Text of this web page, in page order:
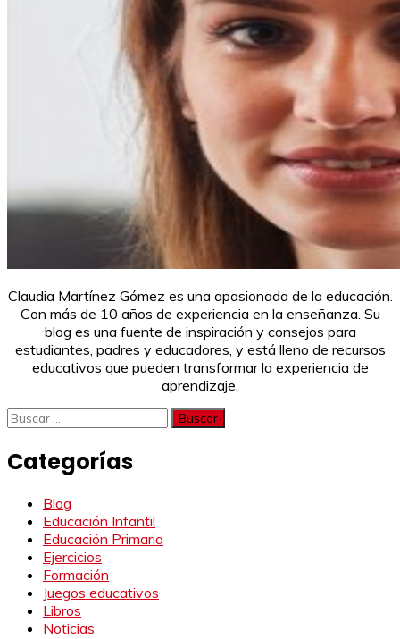
Claudia Martínez Gómez es una apasionada de la educación.
Con más de 10 años de experiencia en la enseñanza. Su
blog es una fuente de inspiración y consejos para
estudiantes, padres y educadores, y está lleno de recursos
educativos que pueden transformar la experiencia de
aprendizaje.
Buscar:
Categorías
Blog
Educación Infantil
Educación Primaria
Ejercicios
Formación
Juegos educativos
Libros
Noticias